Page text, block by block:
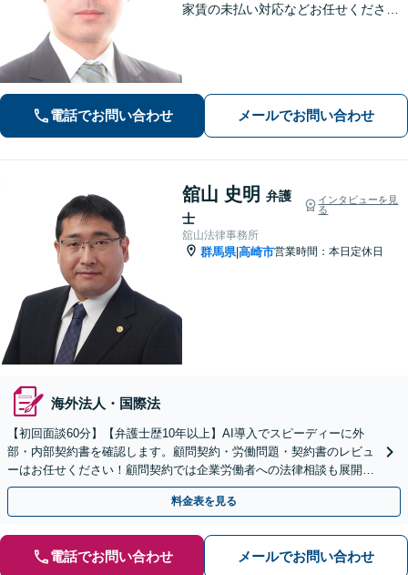
家賃の未払い対応などお任せくださ
電話でお問い合わせ メールでお問い合わせ
舘山 史明 弁護
士
インタビューを見
る
舘山法律事務所
群馬県|高崎市営業時間：本日定休日
海外法人・国際法
【初回面談60分】【弁護士歴10年以上】AI導入でスピーディーに外
部・内部契約書を確認します。顧問契約・労働問題・契約書のレビュ
ーはお任せください！顧問契約では企業労働者への法律相談も展開し
ています。【高崎駅徒歩15分】
料金表を見る
電話でお問い合わせ メールでお問い合わせ